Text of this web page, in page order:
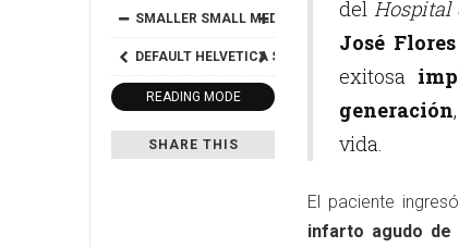
SMALLER SMALL MEDIUM BIGGER
DEFAULT HELVETICA SEGOE
READING MODE
SHARE THIS
del Hospital
José
exitosa
generación
vida.
El paciente
infarto agudo de